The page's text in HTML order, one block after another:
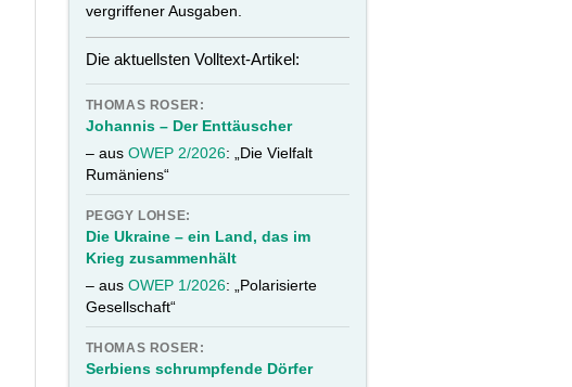
vergriffener Ausgaben.
Die aktuellsten Volltext-Artikel:
THOMAS ROSER:
Johannis – Der Enttäuscher
– aus OWEP 2/2026: „Die Vielfalt
Rumäniens“
PEGGY LOHSE:
Die Ukraine – ein Land, das im
Krieg zusammenhält
– aus OWEP 1/2026: „Polarisierte
Gesellschaft“
THOMAS ROSER:
Serbiens schrumpfende Dörfer